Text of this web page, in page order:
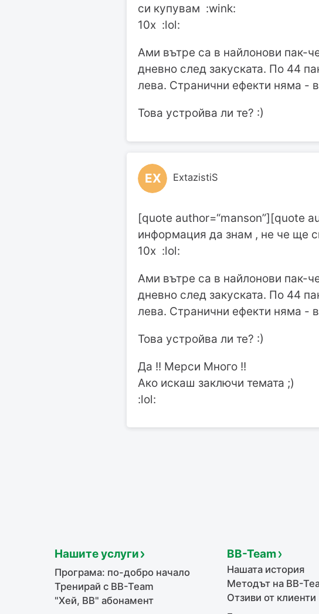
си купувам :wink:
10х :lol:
Ами вътре са в найлонови пак-
дневно след закуската. По 44
лева. Странични ефекти няма -
Това устройва ли те? :)
EX ExtazistiS
[quote author=“manson”][quote
информация да знам , не че ще
10х :lol:
Ами вътре са в найлонови пак-
дневно след закуската. По 44
лева. Странични ефекти няма -
Това устройва ли те? :)
Да !! Мерси Много !!
Ако искаш заключи темата ;)
:lol:
Нашите услуги
Програма: по-добро начало
Тренирай с BB-Team
"Хей, ВВ" абонамент
BB-Team
Нашата история
Методът на BB-
Отзиви от клиенти